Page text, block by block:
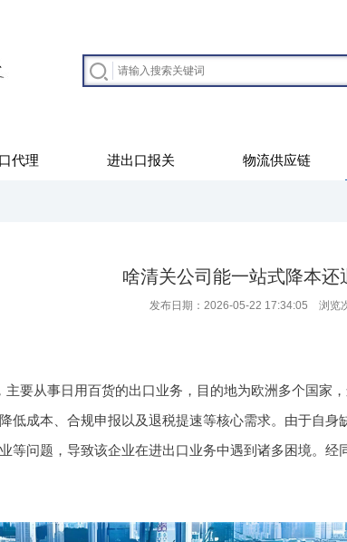
代理 进出口报关 物流供应链
啥清关公司能一站式降本还
发布日期：2026-05-22 17:34:05 浏览
主要从事日用百货的出口业务，目的地为欧洲多个国家
低成本、合规申报以及退税提速等核心需求。由于自
等问题，导致该企业在进出口业务中遇到诸多困境。